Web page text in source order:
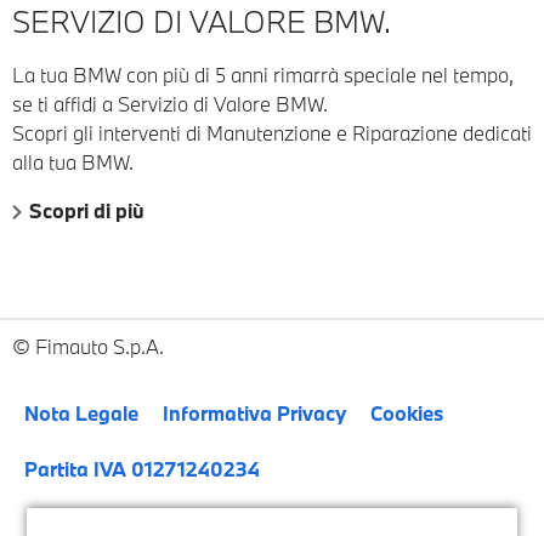
SERVIZIO DI VALORE BMW.
La tua BMW con più di 5 anni rimarrà speciale nel tempo,
se ti affidi a Servizio di Valore BMW.
Scopri gli interventi di Manutenzione e Riparazione dedicati
alla tua BMW.
Scopri di più
Fimauto S.p.A.
Nota Legale Informativa Privacy Cookies
Partita IVA 01271240234